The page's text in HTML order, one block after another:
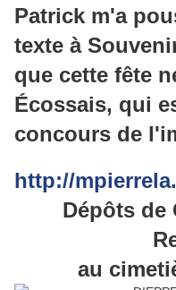
Patrick m'a
texte à
que cette fête
Écossais, qui
concours de
http://
Dépôts de
au